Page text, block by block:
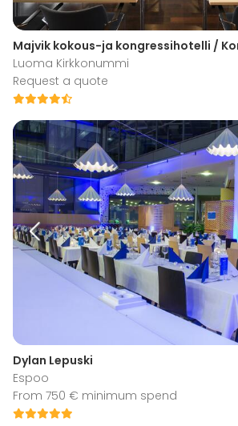
Majvik kokous-ja kongressihotelli /
Luoma Kirkkonummi
Request a quote
Dylan Lepuski
Espoo
From 750 € minimum spend